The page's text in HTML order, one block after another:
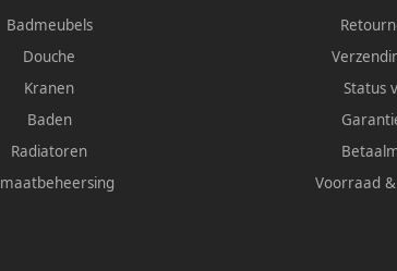
Badmeubels
Douche
Kranen
Baden
Radiatoren
Status
Voorraad